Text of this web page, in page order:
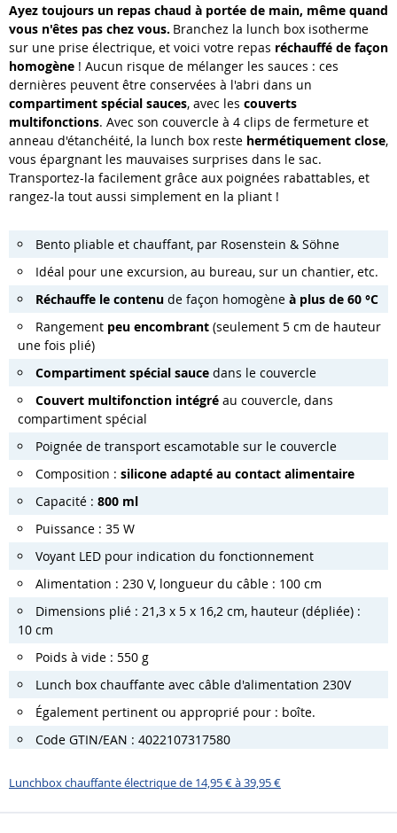
Ayez toujours un repas chaud à portée de main, même quand
vous n'êtes pas chez vous. Branchez la lunch box isotherme
sur une prise électrique, et voici votre repas réchauffé de façon
homogène ! Aucun risque de mélanger les sauces : ces
dernières peuvent être conservées à l'abri dans un
compartiment spécial sauces, avec les couverts
multifonctions. Avec son couvercle à 4 clips de fermeture et
anneau d'étanchéité, la lunch box reste hermétiquement close,
vous épargnant les mauvaises surprises dans le sac.
Transportez-la facilement grâce aux poignées rabattables, et
rangez-la tout aussi simplement en la pliant !
Bento pliable et chauffant, par Rosenstein & Söhne
Idéal pour une excursion, au bureau, sur un chantier, etc.
Réchauffe le contenu de façon homogène à plus de 60 °C
Rangement peu encombrant (seulement 5 cm de hauteur
une fois plié)
Compartiment spécial sauce dans le couvercle
Couvert multifonction intégré au couvercle, dans
compartiment spécial
Poignée de transport escamotable sur le couvercle
Composition : silicone adapté au contact alimentaire
Capacité : 800 ml
Puissance : 35 W
Voyant LED pour indication du fonctionnement
Alimentation : 230 V, longueur du câble : 100 cm
Dimensions plié : 21,3 x 5 x 16,2 cm, hauteur (dépliée) :
10 cm
Poids à vide : 550 g
Lunch box chauffante avec câble d'alimentation 230V
Également pertinent ou approprié pour : boîte.
Code GTIN/EAN : 4022107317580
Lunchbox chauffante électrique de 14,95 € à 39,95 €